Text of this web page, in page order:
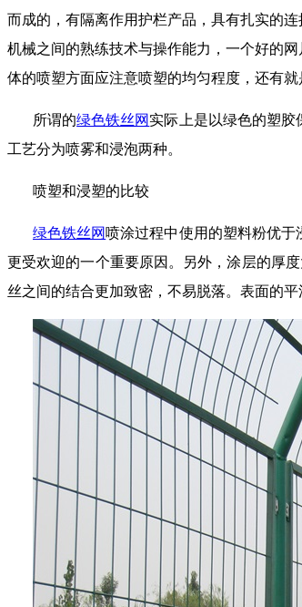
而成的，有隔离作用护栏产品，具有扎实的连
机械之间的熟练技术与操作能力，一个好的
体的喷塑方面应注意喷塑的均匀程度，还有就
所谓的绿色铁丝网 实际上是以绿色的塑胶
工艺分为喷雾和浸泡两种。
喷塑和浸塑的比较
绿色铁丝网 喷涂过程中使用的塑料粉优
更受欢迎的一个重要原因。另外，涂层的厚
丝之间的结合更加致密，不易脱落。表面的